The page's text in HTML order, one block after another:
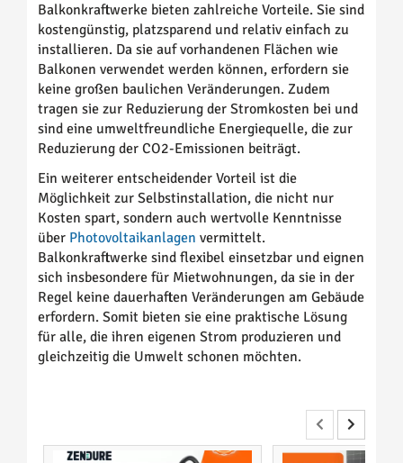
Balkonkraftwerke bieten zahlreiche Vorteile. Sie sind
kostengünstig, platzsparend und relativ einfach zu
installieren. Da sie auf vorhandenen Flächen wie
Balkonen verwendet werden können, erfordern sie
keine großen baulichen Veränderungen. Zudem
tragen sie zur Reduzierung der Stromkosten bei und
sind eine umweltfreundliche Energiequelle, die zur
Reduzierung der CO2-Emissionen beiträgt.
Ein weiterer entscheidender Vorteil ist die
Möglichkeit zur Selbstinstallation, die nicht nur
Kosten spart, sondern auch wertvolle Kenntnisse
über Photovoltaikanlagen vermittelt.
Balkonkraftwerke sind flexibel einsetzbar und eignen
sich insbesondere für Mietwohnungen, da sie in der
Regel keine dauerhaften Veränderungen am Gebäude
erfordern. Somit bieten sie eine praktische Lösung
für alle, die ihren eigenen Strom produzieren und
gleichzeitig die Umwelt schonen möchten.